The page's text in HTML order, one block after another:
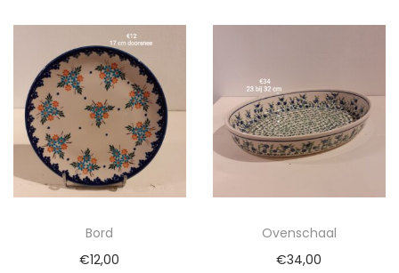
Bord
€12,00
Ovenschaal
€34,00